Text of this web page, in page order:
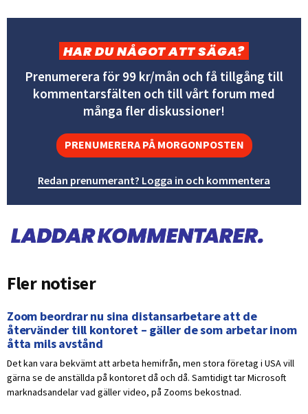
HAR DU NÅGOT ATT SÄGA?
Prenumerera för 99 kr/mån och få tillgång till
kommentarsfälten och till vårt forum med
många fler diskussioner!
PRENUMERERA PÅ MORGONPOSTEN
Redan prenumerant? Logga in och kommentera
Fler notiser
Zoom beordrar nu sina distansarbetare att de
återvänder till kontoret – gäller de som arbetar inom
åtta mils avstånd
Det kan vara bekvämt att arbeta hemifrån, men stora företag i USA vill
gärna se de anställda på kontoret då och då. Samtidigt tar Microsoft
marknadsandelar vad gäller video, på Zooms bekostnad.